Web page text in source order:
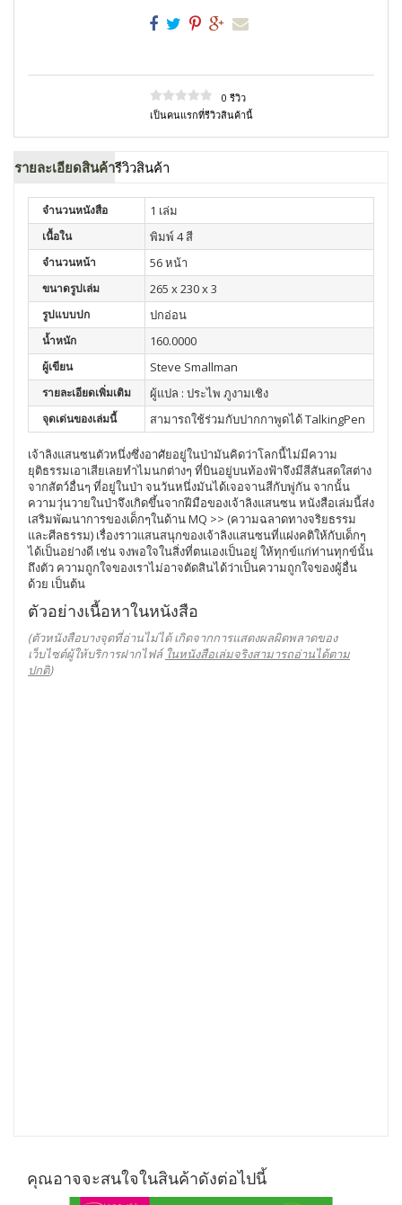
0 รีวิว
เป็นคนแรกที่รีวิวสินค้านี้
รายละเอียดสินค้ารีวิวสินค้า
จำนวนหนังสือ 1 เล่ม
เนื้อใน พิมพ์ 4 สี
จำนวนหน้า 56 หน้า
ขนาดรูปเล่ม 265 x 230 x 3
รูปแบบปก ปกอ่อน
น้ำหนัก 160.0000
ผู้เขียน Steve Smallman
รายละเอียดเพิ่มเติม ผู้แปล : ประไพ ภูงามเชิง
จุดเด่นของเล่มนี้ สามารถใช้ร่วมกับปากกาพูดได้ TalkingPen
เจ้าลิงแสนซนตัวหนึ่งซึ่งอาศัยอยู่ในป่ามันคิดว่าโลกนี้ไม่มีความ
ยุติธรรมเอาเสียเลยทำไมนกต่างๆ ที่บินอยู่บนท้องฟ้าจึงมีสีสันสดใสต่าง
จากสัตว์อื่นๆ ที่อยู่ในป่า จนวันหนึ่งมันได้เจอจานสีกับพู่กัน จากนั้น
ความวุ่นวายในป่าจึงเกิดขึ้นจากฝีมือของเจ้าลิงแสนซน หนังสือเล่มนี้ส่ง
เสริมพัฒนาการของเด็กๆในด้าน MQ >> (ความฉลาดทางจริยธรรม
และศีลธรรม) เรื่องราวแสนสนุกของเจ้าลิงแสนซนที่แฝงคติให้กับเด็กๆ
ได้เป็นอย่างดี เช่น จงพอใจในสิ่งที่ตนเองเป็นอยู่ ให้ทุกข์แก่ท่านทุกข์นั้น
ถึงตัว ความถูกใจของเราไม่อาจตัดสินได้ว่าเป็นความถูกใจของผู้อื่น
ด้วย เป็นต้น
ตัวอย่างเนื้อหาในหนังสือ
(ตัวหนังสือบางจุดที่อ่านไม่ได้ เกิดจากการแสดงผลผิดพลาดของ
เว็บไซต์ผู้ให้บริการฝากไฟล์ ในหนังสือเล่มจริงสามารถอ่านได้ตาม
ปกติ)
คุณอาจจะสนใจในสินค้าดังต่อไปนี้